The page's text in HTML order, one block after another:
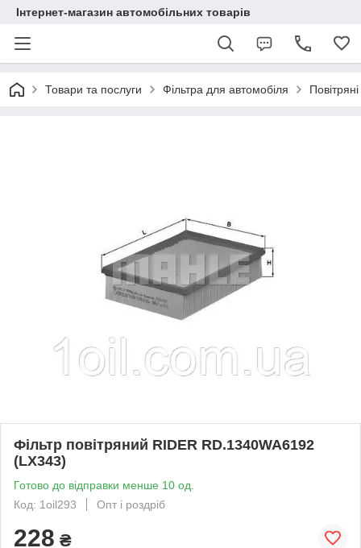
Інтернет-магазин автомобільних товарів
Товари та послуги Фільтра для автомобіля
Фільтр повітряний RIDER RD.1340WA6192
(LX343)
Готово до відправки менше 10 од.
Код: 1oil293
Опт і роздріб
228 ₴